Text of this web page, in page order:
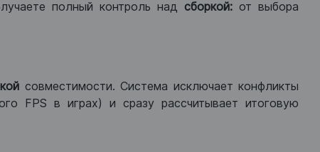
полный контроль над сборкой: от выбора
совместимости. Система исключает конфликты
FPS в играх) и сразу рассчитывает итоговую